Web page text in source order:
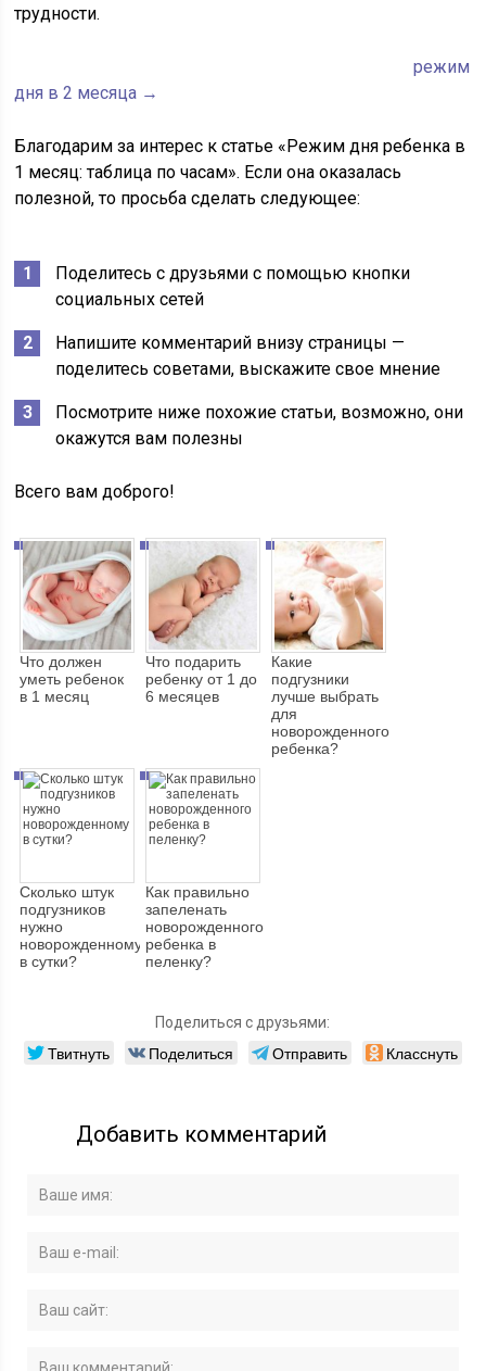
трудности.
режим
дня в 2 месяца →
Благодарим за интерес к статье «Режим дня ребенка в
1 месяц: таблица по часам». Если она оказалась
полезной, то просьба сделать следующее:
Поделитесь с друзьями с помощью кнопки
социальных сетей
Напишите комментарий внизу страницы —
поделитесь советами, выскажите свое мнение
Посмотрите ниже похожие статьи, возможно, они
окажутся вам полезны
Всего вам доброго!
Что должен
уметь ребенок
в 1 месяц
Что подарить
ребенку от 1 до
6 месяцев
Какие
подгузники
лучше выбрать
для
новорожденного
ребенка?
Сколько штук
подгузников
нужно
новорожденному
в сутки?
Как правильно
запеленать
новорожденного
ребенка в
пеленку?
Поделиться с друзьями:
Твитнуть Поделиться Отправить Класснуть
Добавить комментарий